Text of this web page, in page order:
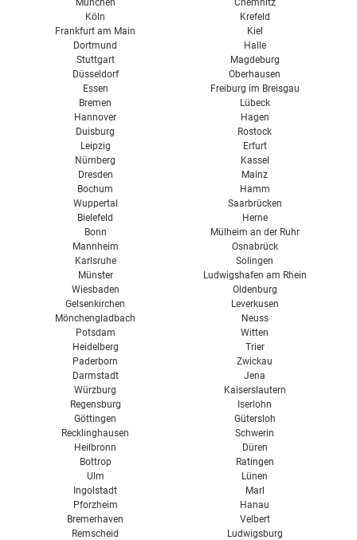
München
Köln
Frankfurt am Main
Dortmund
Stuttgart
Düsseldorf
Essen
Bremen
Hannover
Duisburg
Leipzig
Nürnberg
Dresden
Bochum
Wuppertal
Bielefeld
Bonn
Mannheim
Karlsruhe
Münster
Wiesbaden
Gelsenkirchen
Mönchengladbach
Chemnitz
Krefeld
Kiel
Halle
Magdeburg
Oberhausen
Freiburg im Breisgau
Lübeck
Hagen
Rostock
Erfurt
Kassel
Mainz
Hamm
Saarbrücken
Herne
Mülheim an der Ruhr
Osnabrück
Solingen
Ludwigshafen am Rhein
Oldenburg
Leverkusen
Neuss
Potsdam
Heidelberg
Paderborn
Darmstadt
Würzburg
Regensburg
Göttingen
Recklinghausen
Heilbronn
Bottrop
Ulm
Ingolstadt
Pforzheim
Bremerhaven
Remscheid
Witten
Trier
Zwickau
Jena
Kaiserslautern
Iserlohn
Gütersloh
Schwerin
Düren
Ratingen
Lünen
Marl
Hanau
Velbert
Ludwigsburg